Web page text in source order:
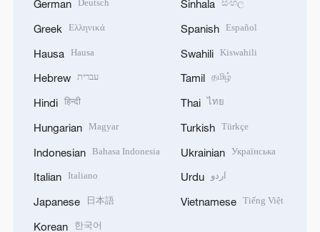
German
Greek Ελληνικά
Hausa Hausa
Hebrew עברית
Hindi हिन्दी
Hungarian Magyar
Indonesian Bahasa Indonesia
Italian Italiano
Japanese 日本語
Korean 한국어
Sinhala
Spanish Español
Swahili Kiswahili
Tamil தமிழ்
Thai ไทย
Turkish Türkçe
Ukrainian Українська
Urdu اردو
Vietnamese Tiếng Việt